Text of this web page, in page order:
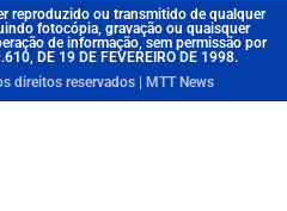
reproduzido ou transmitido de qualquer
fotocópia, gravação ou quaisquer
de informação, sem permissão por
DE 19 DE FEVEREIRO DE 1998.
direitos reservados | MTT News